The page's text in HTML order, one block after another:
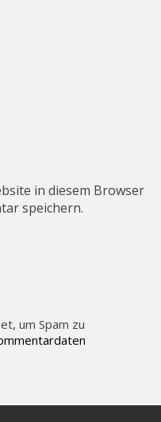
in diesem Browser
speichern.
um Spam zu